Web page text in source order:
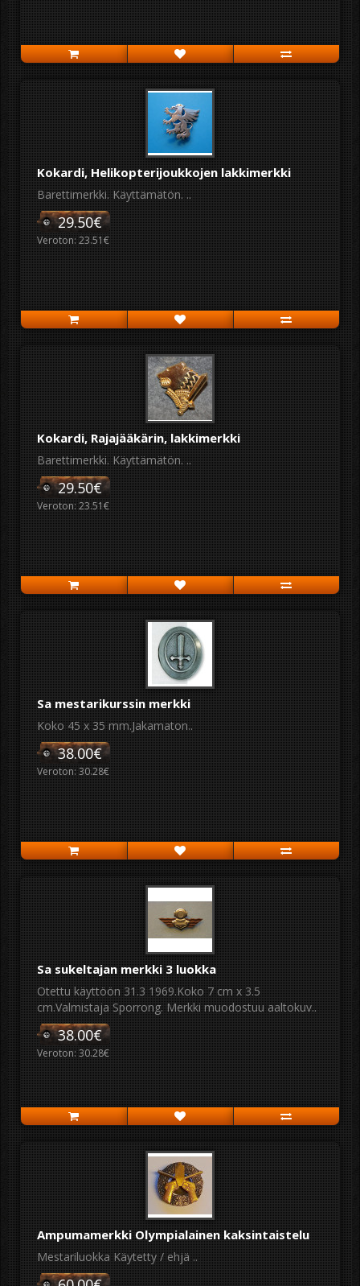
Kokardi, Helikopterijoukkojen lakkimerkki
Barettimerkki. Käyttämätön. ..
29.50€
Veroton: 23.51€
Kokardi, Rajajääkärin, lakkimerkki
Barettimerkki. Käyttämätön. ..
29.50€
Veroton: 23.51€
Sa mestarikurssin merkki
Koko 45 x 35 mm.Jakamaton..
38.00€
Veroton: 30.28€
Sa sukeltajan merkki 3 luokka
Otettu käyttöön 31.3 1969.Koko 7 cm x 3.5
cm.Valmistaja Sporrong. Merkki muodostuu aaltokuv..
38.00€
Veroton: 30.28€
Ampumamerkki Olympialainen kaksintaistelu
Mestariluokka Käytetty / ehjä ..